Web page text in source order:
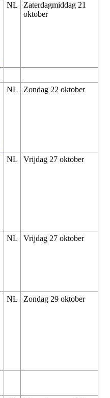
NL
Zaterdagmiddag 21
oktober
NL Zondag 22 oktober
NL Vrijdag 27 oktober
NL Vrijdag 27 oktober
NL Zondag 29 oktober